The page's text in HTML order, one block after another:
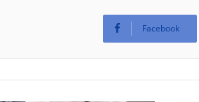
Facebook